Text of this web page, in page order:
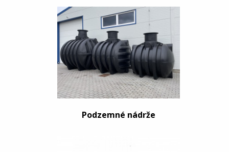
Podzemné nádrže